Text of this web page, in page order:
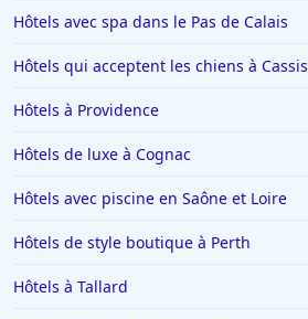
Hôtels avec spa dans le Pas de Calais
Hôtels qui acceptent les chiens à Cassis
Hôtels à Providence
Hôtels de luxe à Cognac
Hôtels avec piscine en Saône et Loire
Hôtels de style boutique à Perth
Hôtels à Tallard